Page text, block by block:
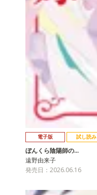
電子版 試し読み
ぼんくら陰陽師の…
遠野由来子
発売日：2026.06.16